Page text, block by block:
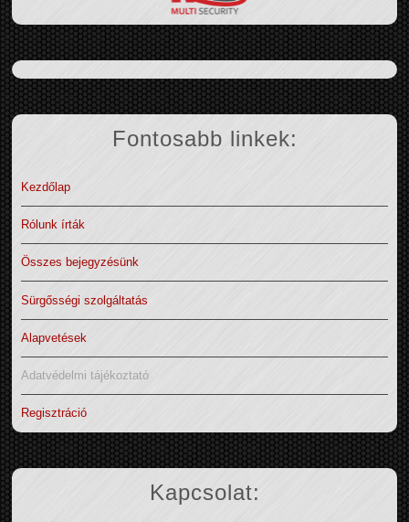
Fontosabb linkek:
Kezdőlap
Rólunk írták
Összes bejegyzésünk
Sürgősségi szolgáltatás
Alapvetések
Adatvédelmi tájékoztató
Regisztráció
Kapcsolat: